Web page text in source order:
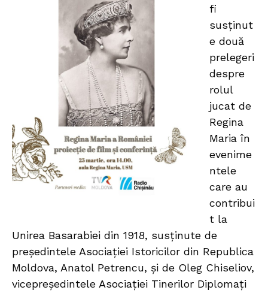
fi
susținut
e două
prelegeri
despre
rolul
jucat de
Regina
Maria în
evenime
ntele
care au
contribui
t la
Unirea Basarabiei din 1918, susținute de
președintele Asociației Istoricilor din Republica
Moldova, Anatol Petrencu, și de Oleg Chiseliov,
vicepreședintele Asociației Tinerilor Diplomați